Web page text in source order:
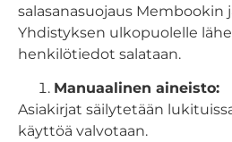
salasanasuojaus Membookin
Yhdistyksen ulkopuolelle
henkilötiedot salataan.
Manuaalinen aineisto:
Asiakirjat säilytetään
käyttöä valvotaan.